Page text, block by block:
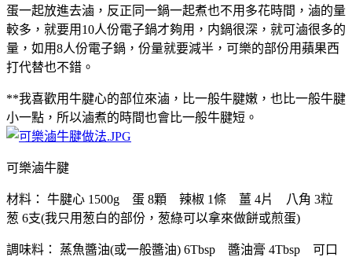
蛋一起放進去滷，反正同一鍋一起煮也不用多花時間，滷的量
較多，就要用10人份電子鍋才夠用，内鍋很深，就可滷很多的
量，如用8人份電子鍋，份量就要減半，可樂的部份用蘋果西
打代替也不錯。
**我喜歡用牛腱心的部位來滷，比一般牛腱嫩，也比一般牛腱
小一點，所以滷煮的時間也會比一般牛腱短。
可樂滷牛腱
材料： 牛腱心 1500g 蛋 8顆 辣椒 1條 薑 4片 八角 3粒
葱 6支(我只用葱白的部份，葱綠可以拿來做餅或煎蛋)
調味料： 蒸魚醬油(或一般醬油) 6Tbsp 醬油膏 4Tbsp 可口